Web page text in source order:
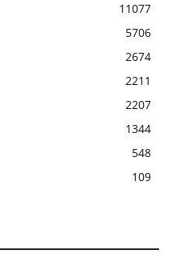
11077
5706
2674
2211
2207
1344
548
109